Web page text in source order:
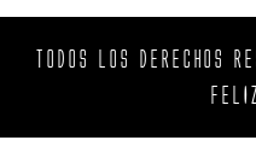
TODOS LOS DERECHOS